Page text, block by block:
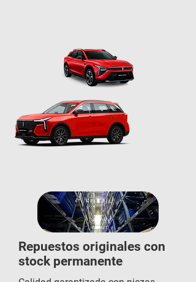
Repuestos originales con
stock permanente